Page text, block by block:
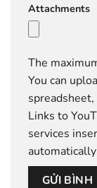
Attachments
The
You can
spreadsheet,
Links to
services